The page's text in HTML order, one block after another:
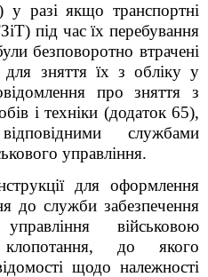
разі якщо транспортні
під час їх перебування
безповоротно втрачені
зняття їх з обліку у
про зняття з
і техніки (додаток 65),
службами
управління.
для оформлення
до служби забезпечення
військовою
до якого
щодо належності